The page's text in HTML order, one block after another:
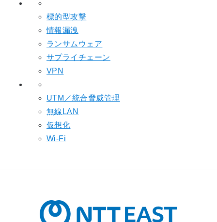
標的型攻撃
情報漏洩
ランサムウェア
サプライチェーン
VPN
UTM／統合脅威管理
無線LAN
仮想化
Wi-Fi